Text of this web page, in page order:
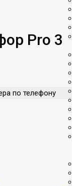
Pro 3
по телефону